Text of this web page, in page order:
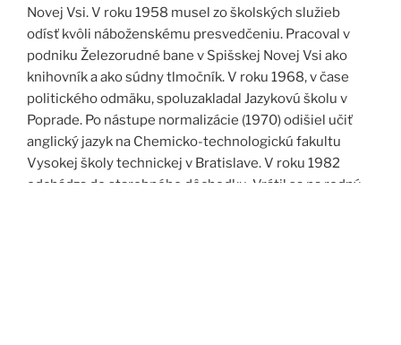
Novej Vsi. V roku 1958 musel zo školských služieb
odísť kvôli náboženskému presvedčeniu. Pracoval v
podniku Železorudné bane v Spišskej Novej Vsi ako
knihovník a ako súdny tlmočník. V roku 1968, v čase
politického odmäku, spoluzakladal Jazykovú školu v
Poprade. Po nástupe normalizácie (1970) odišiel učiť
anglický jazyk na Chemicko-technologickú fakultu
Vysokej školy technickej v Bratislave. V roku 1982
odchádza do starobného dôchodku. Vrátil sa na rodný